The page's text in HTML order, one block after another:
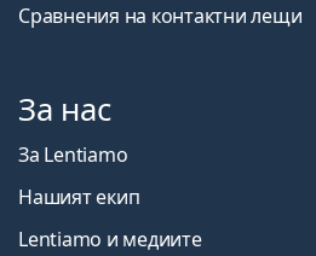
Сравнения на контактни лещи
За нас
За Lentiamo
Нашият екип
Lentiamo и медиите